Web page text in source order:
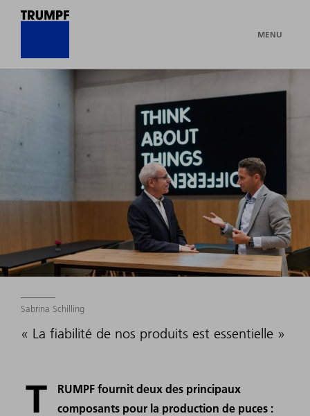
MENU
Sabrina Schilling
« La fiabilité de nos produits est essentielle »
T
RUMPF fournit deux des principaux
composants pour la production de puces :